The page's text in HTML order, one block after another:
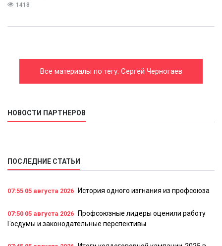
1418
Все материалы по тегу: Сергей Черногаев
НОВОСТИ ПАРТНЕРОВ
ПОСЛЕДНИЕ СТАТЬИ
07:55 05 августа 2026 История одного изгнания из профсоюза
07:50 05 августа 2026
Профсоюзные лидеры оценили работу
Госдумы и законодательные перспективы